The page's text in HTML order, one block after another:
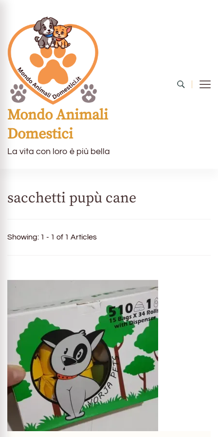
Mondo Animali
Domestici
La vita con loro è più bella
sacchetti pupù cane
Showing: 1 - 1 of 1 Articles